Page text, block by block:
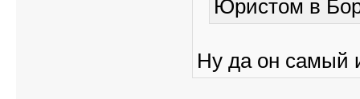
Юристом в
Ну да он самый